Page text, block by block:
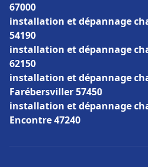
67000
installation et dépannage
54190
installation et dépannage
62150
installation et dépannage
Farébersviller 57450
installation et dépannage
Encontre 47240